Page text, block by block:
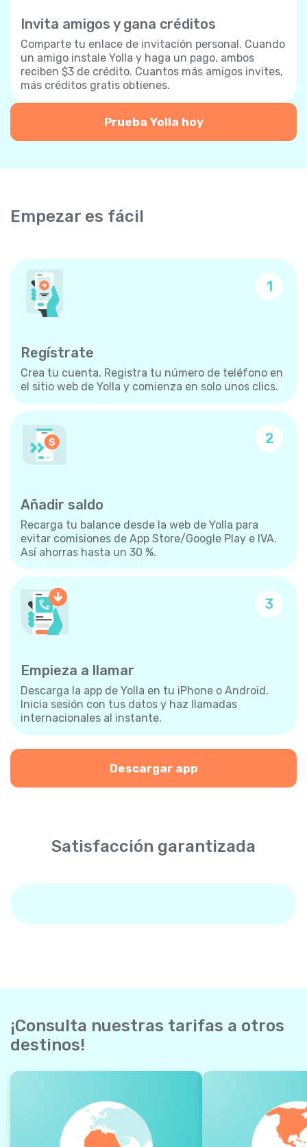
Invita amigos y gana créditos
Comparte tu enlace de invitación personal. Cuando
un amigo instale Yolla y haga un pago, ambos
reciben $3 de crédito. Cuantos más amigos invites,
más créditos gratis obtienes.
Prueba Yolla hoy
Empezar es fácil
1
Regístrate
Crea tu cuenta. Registra tu número de teléfono en
el sitio web de Yolla y comienza en solo unos clics.
2
Añadir saldo
Recarga tu balance desde la web de Yolla para
evitar comisiones de App Store/Google Play e IVA.
Así ahorras hasta un 30 %.
3
Empieza a llamar
Descarga la app de Yolla en tu iPhone o Android.
Inicia sesión con tus datos y haz llamadas
internacionales al instante.
Descargar app
Satisfacción garantizada
¡Consulta nuestras tarifas a otros
destinos!